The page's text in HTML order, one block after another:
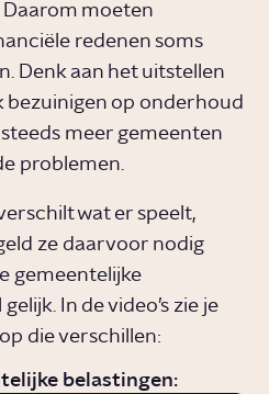
moeten
redenen soms
Denk aan het uitstellen
bezuinigen op onderhoud
meer gemeenten
problemen.
wat er speelt,
ze daarvoor nodig
gemeentelijke
In de video’s zie je
die verschillen:
belastingen: